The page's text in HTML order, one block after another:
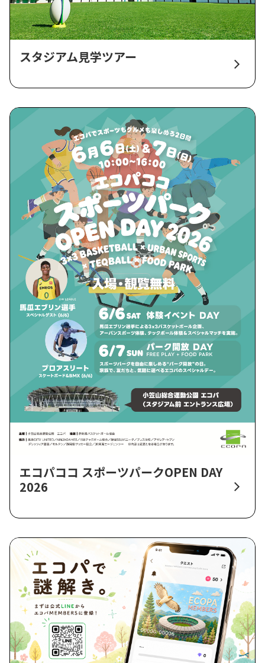
スタジアム見学ツアー
エコパココ スポーツパークOPEN DAY
2026